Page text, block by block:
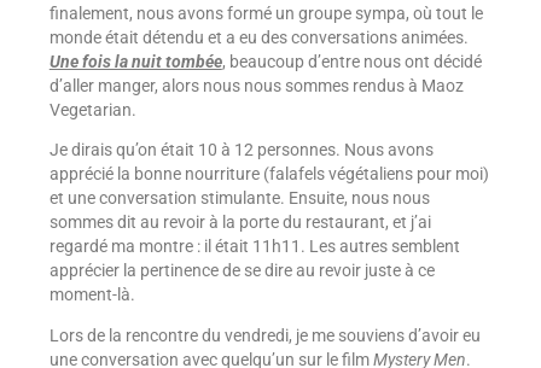
finalement, nous avons formé un groupe sympa, où tout le
monde était détendu et a eu des conversations animées.
Une fois la nuit tombée, beaucoup d’entre nous ont décidé
d’aller manger, alors nous nous sommes rendus à Maoz
Vegetarian.
Je dirais qu’on était 10 à 12 personnes. Nous avons
apprécié la bonne nourriture (falafels végétaliens pour moi)
et une conversation stimulante. Ensuite, nous nous
sommes dit au revoir à la porte du restaurant, et j’ai
regardé ma montre : il était 11h11. Les autres semblent
apprécier la pertinence de se dire au revoir juste à ce
moment-là.
Lors de la rencontre du vendredi, je me souviens d’avoir eu
une conversation avec quelqu’un sur le filmMystery Men.